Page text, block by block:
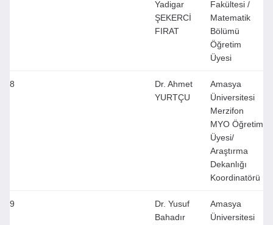
Yadigar
ŞEKERCİ
FIRAT
Fakültesi /
Matematik
Bölümü
Öğretim
Üyesi
8
Dr. Ahmet
YURTÇU
Amasya
Üniversitesi
Merzifon
MYO Öğretim
Üyesi/
Araştırma
Dekanlığı
Koordinatörü
9
Dr. Yusuf
Bahadır
Amasya
Üniversitesi